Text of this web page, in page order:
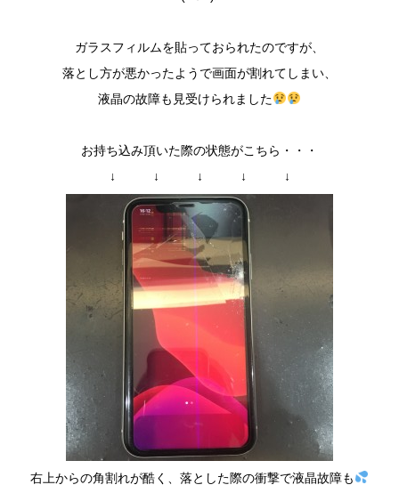
ガラスフィルムを貼っておられたのですが、
落とし方が悪かったようで画面が割れてしまい、
液晶の故障も見受けられました
お持ち込み頂いた際の状態がこちら・・・
↓ ↓ ↓ ↓ ↓
右上からの角割れが酷く、落とした際の衝撃で液晶故障も